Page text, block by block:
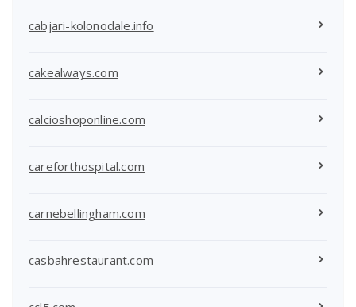
cabjari-kolonodale.info
cakealways.com
calcioshoponline.com
careforthospital.com
carnebellingham.com
casbahrestaurant.com